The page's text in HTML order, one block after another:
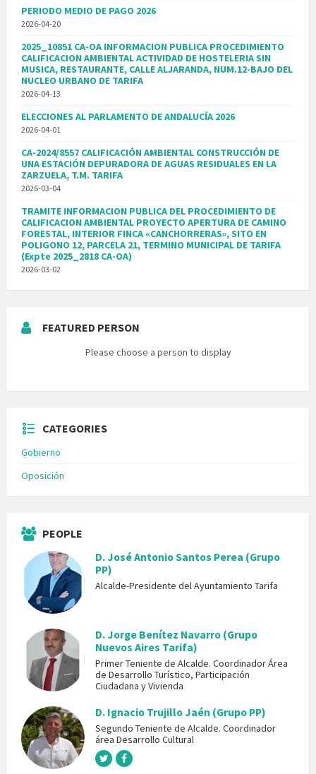
PERIODO MEDIO DE PAGO 2026
2026-04-20
2025_10851 CA-OA INFORMACION PUBLICA PROCEDIMIENTO
CALIFICACION AMBIENTAL ACTIVIDAD DE HOSTELERIA SIN
MUSICA, RESTAURANTE, CALLE ALJARANDA, NUM.12-BAJO DEL
NUCLEO URBANO DE TARIFA
2026-04-13
ELECCIONES AL PARLAMENTO DE ANDALUCÍA 2026
2026-04-01
CA-2024/8557 CALIFICACIÓN AMBIENTAL CONSTRUCCIÓN DE
UNA ESTACIÓN DEPURADORA DE AGUAS RESIDUALES EN LA
ZARZUELA, T.M. TARIFA
2026-03-04
TRAMITE INFORMACION PUBLICA DEL PROCEDIMIENTO DE
CALIFICACION AMBIENTAL PROYECTO APERTURA DE CAMINO
FORESTAL, INTERIOR FINCA «CANCHORRERAS», SITO EN
POLIGONO 12, PARCELA 21, TERMINO MUNICIPAL DE TARIFA
(Expte 2025_2818 CA-OA)
2026-03-02
FEATURED PERSON
Please choose a person to display
CATEGORIES
Gobierno
Oposición
PEOPLE
D. José Antonio Santos Perea (Grupo
PP)
Alcalde-Presidente del Ayuntamiento Tarifa
D. Jorge Benítez Navarro (Grupo
Nuevos Aires Tarifa)
Primer Teniente de Alcalde. Coordinador Área
de Desarrollo Turístico, Participación
Ciudadana y Vivienda
D. Ignacio Trujillo Jaén (Grupo PP)
Segundo Teniente de Alcalde. Coordinador
área Desarrollo Cultural